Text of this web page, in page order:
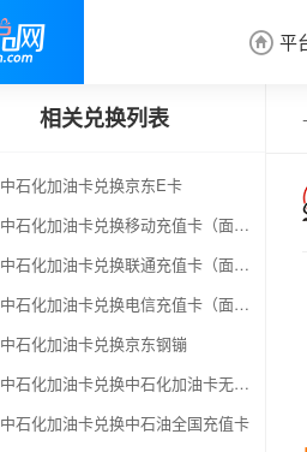
 平
相关兑换列表
中石化加油卡兑换京东E卡
中石化加油卡兑换移动充值卡（面值千万别选错）
中石化加油卡兑换联通充值卡（面值千万别选错）
中石化加油卡兑换电信充值卡（面值千万别选错）
中石化加油卡兑换京东钢镚
中石化加油卡兑换中石化加油卡无卡号（面值千万别选错）
中石化加油卡兑换中石油全国充值卡